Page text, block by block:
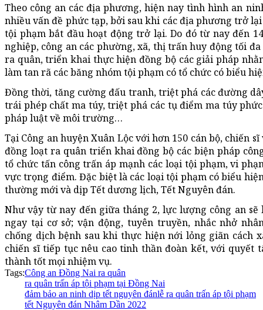
Theo công an các địa phương, hiện nay tình hình an
nhiều vấn đề phức tạp, bởi sau khi các địa phương trở
tội phạm bắt đầu hoạt động trở lại. Do đó từ nay đến
nghiệp, công an các phường, xã, thị trấn huy động tối
ra quân, triển khai thực hiện đồng bộ các giải pháp
làm tan rã các băng nhóm tội phạm có tổ chức có biểu
Đồng thời, tăng cường đấu tranh, triệt phá các đường
trái phép chất ma túy, triệt phá các tụ điểm ma túy
pháp luật về môi trường…
Tại Công an huyện Xuân Lộc với hơn 150 cán bộ, chiến sĩ
đồng loạt ra quân triển khai đồng bộ các biện pháp
tổ chức tấn công trấn áp mạnh các loại tội phạm, vi
vực trọng điểm. Đặc biệt là các loại tội phạm có biểu
thường mới và dịp Tết dương lịch, Tết Nguyên đán.
Như vậy từ nay đến giữa tháng 2, lực lượng công an
ngay tại cơ sở; vận động, tuyên truyền, nhắc nhở
chống dịch bệnh sau khi thực hiện nới lỏng giãn cách
chiến sĩ tiếp tục nêu cao tinh thần đoàn kết, với quyết
thành tốt mọi nhiệm vụ.
Tags:Công an Đồng Nai ra quân
ra quân trấn áp tội phạm tại Đồng Nai
đảm bảo an ninh dịp tết nguyên đánlễ ra quân trấn áp tội phạm
tết Nguyên đán Nhâm Dần 2022